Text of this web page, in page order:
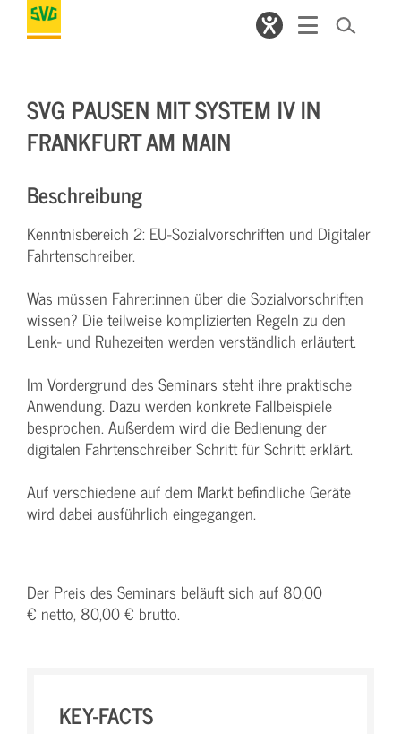
SVG PAUSEN MIT SYSTEM IV IN
FRANKFURT AM MAIN
Beschreibung
Kenntnisbereich 2: EU-Sozialvorschriften und Digitaler
Fahrtenschreiber.
Was müssen Fahrer:innen über die Sozialvorschriften
wissen? Die teilweise komplizierten Regeln zu den
Lenk- und Ruhezeiten werden verständlich erläutert.
Im Vordergrund des Seminars steht ihre praktische
Anwendung. Dazu werden konkrete Fallbeispiele
besprochen. Außerdem wird die Bedienung der
digitalen Fahrtenschreiber Schritt für Schritt erklärt.
Auf verschiedene auf dem Markt befindliche Geräte
wird dabei ausführlich eingegangen.
Der Preis des Seminars beläuft sich auf 80,00
€ netto, 80,00 € brutto.
KEY-FACTS